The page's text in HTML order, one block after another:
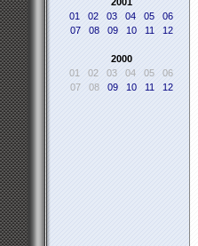
01
02 03 04 05
06
07
08 09 10 11 12
2000
01
02 03 04 05
06
07
08 09 10 11 12